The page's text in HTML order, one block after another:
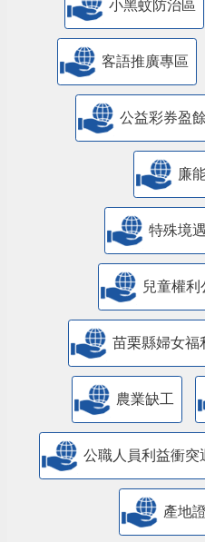
小黑蚊防治區
客語推廣專區
公益彩券盈
廉
特殊境
兒童權
苗栗縣婦女福
農業缺工
公職人員利益衝突
產地